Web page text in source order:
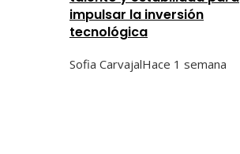
impulsar la inversión
tecnológica
Sofia CarvajalHace 1 semana